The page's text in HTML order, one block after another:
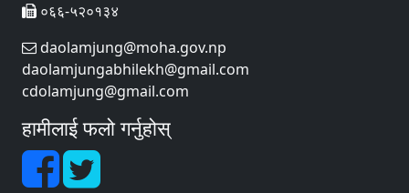
०६६-५२०१३४
daolamjung@moha.gov.np
daolamjungabhilekh@gmail.com
cdolamjung@gmail.com
हामीलाई फलो गर्नुहोस्